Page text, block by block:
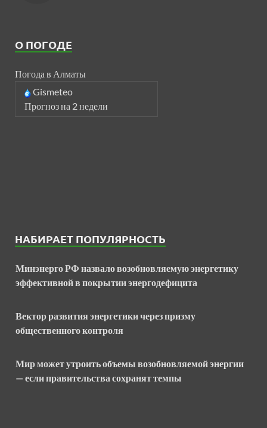
О ПОГОДЕ
Погода в Алматы
Gismeteo
Прогноз на 2 недели
НАБИРАЕТ ПОПУЛЯРНОСТЬ
Минэнерго РФ назвало возобновляемую энергетику
эффективной в покрытии энергодефицита
Вектор развития энергетики через призму
общественного контроля
Мир может утроить объемы возобновляемой энергии
— если правительства сохранят темпы